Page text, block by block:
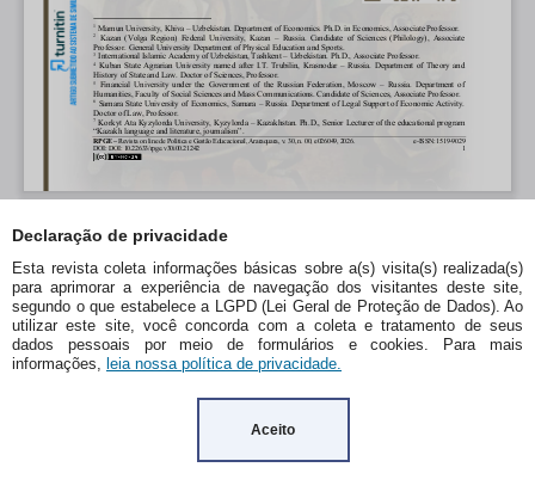
Declaração de privacidade
Esta revista coleta informações básicas sobre a(s) visita(s) realizada(s)
para aprimorar a experiência de navegação dos visitantes deste site,
segundo o que estabelece a LGPD (Lei Geral de Proteção de Dados). Ao
utilizar este site, você concorda com a coleta e tratamento de seus
dados pessoais por meio de formulários e cookies. Para mais
informações, leia nossa política de privacidade.
Aceito